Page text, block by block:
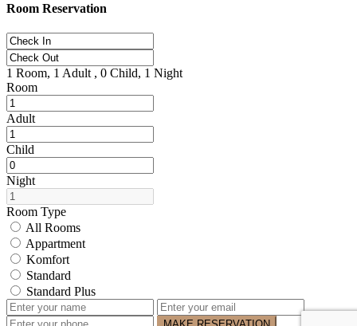
Room Reservation
1 Room, 1 Adult , 0 Child, 1 Night
Room
Adult
Child
Night
Room Type
All Rooms
Appartment
Komfort
Standard
Standard Plus